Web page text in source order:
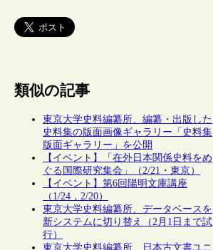
類似の記事
東京大学史料編纂所、編纂・出版した
史料集の版面画像ギャラリー「史料集
版面ギャラリー」を公開
【イベント】「在外日本関係史料をめ
ぐる国際研究集会」（2/21・東京）
【イベント】第6回陽明文庫講座
（1/24，2/20）
東京大学史料編纂所、データベースを
新システムに切り替え（2月1日まで試
行）
東京大学史料編纂所、日本古文書ユニ